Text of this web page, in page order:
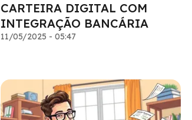
CARTEIRA DIGITAL COM
INTEGRAÇÃO BANCÁRIA
11/05/2025 - 05:47